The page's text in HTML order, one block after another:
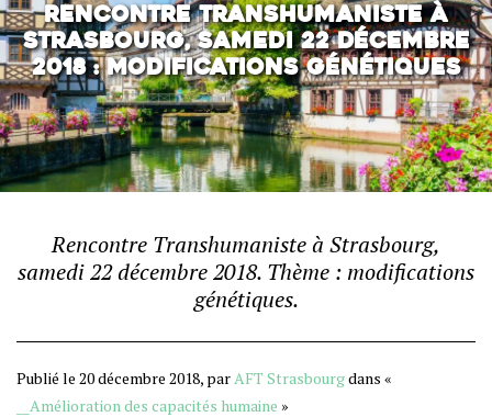
Question sociale
Risques
L’association
Contact
Rencontre Transhumaniste à
Strasbourg, samedi 22 décembre
2018 : modifications génétiques
Rencontre Transhumaniste à Strasbourg,
samedi 22 décembre 2018. Thème : modifications
génétiques.
Publié le 20 décembre 2018, parAFT Strasbourgdans «
__Amélioration des capacités humaine »